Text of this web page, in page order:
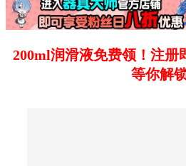
200ml润滑液免费领！注册
等你解